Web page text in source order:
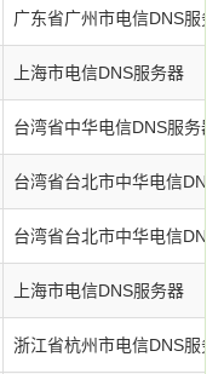
广东省广州市电信DNS服务
上海市电信DNS服务器
台湾省中华电信DNS服务器
台湾省台北市中华电信DNS
台湾省台北市中华电信DNS
上海市电信DNS服务器
浙江省杭州市电信DNS服务